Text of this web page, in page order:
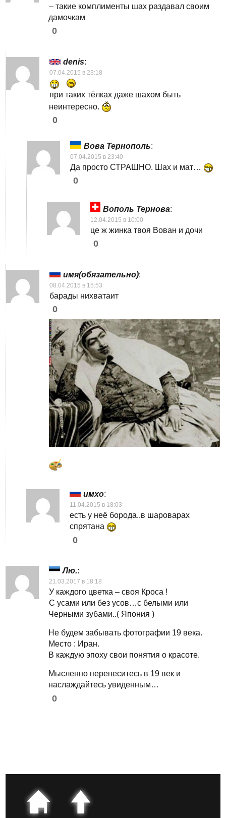
– такие комплименты шах раздавал своим
дамочкам
0
denis:
07.04.2015 в 23:18
при таких тёлках даже шахом быть
неинтересно.
0
Вова Тернополь:
07.04.2015 в 23:40
Да просто СТРАШНО. Шах и мат…
0
Вополь Тернова:
12.04.2015 в 10:00
це ж жинка твоя Вован и дочи
0
имя(обязательно):
08.04.2015 в 15:53
барады нихватаит
0
имхо:
11.04.2015 в 18:03
есть у неё борода..в шароварах
спрятана
0
Лю.:
21.03.2017 в 18:18
У каждого цветка – своя Кроса !
С усами или без усов…с белыми или
Черными зубами..( Япония )
Не будем забывать фотографии 19 века.
Место : Иран.
В каждую эпоху свои понятия о красоте.
Мысленно перенеситесь в 19 век и
наслаждайтесь увиденным…
0